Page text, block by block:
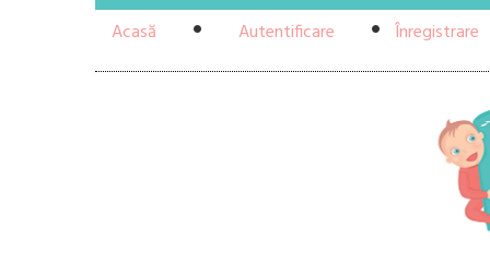
Acasă Autentificare Înregistrare